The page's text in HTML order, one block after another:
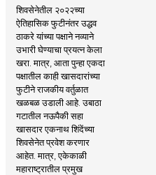
शिवसेनेतील २०२२च्या
ऐतिहासिक फुटीनंतर उद्धव
ठाकरे यांच्या पक्षाने नव्याने
उभारी घेण्याचा प्रयत्न केला
खरा. मात्र, आता पुन्हा एकदा
पक्षातील काही खासदारांच्या
फुटीने राजकीय वर्तुळात
खळबळ उडाली आहे. उबाठा
गटातील नऊपैकी सहा
खासदार एकनाथ शिंदेंच्या
शिवसेनेत प्रवेश करणार
आहेत. मात्र, एकेकाळी
महाराष्ट्रातील प्रमुख